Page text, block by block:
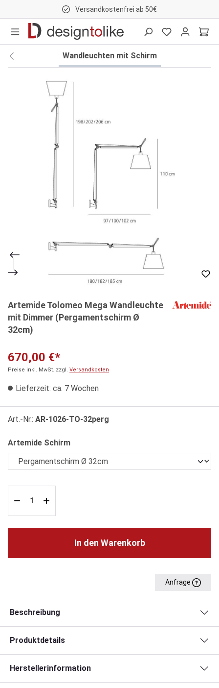
Versandkostenfrei ab 50€
Wandleuchten mit Schirm
Artemide Tolomeo Mega Wandleuchte
mit Dimmer (Pergamentschirm Ø
32cm)
670,00 €*
Preise inkl. MwSt. zzgl. Versandkosten
Lieferzeit: ca. 7 Wochen
Art.-Nr.: AR-1026-TO-32perg
Artemide Schirmauswählen
In den Warenkorb
Anfrage
Beschreibung
Produktdetails
Herstellerinformation